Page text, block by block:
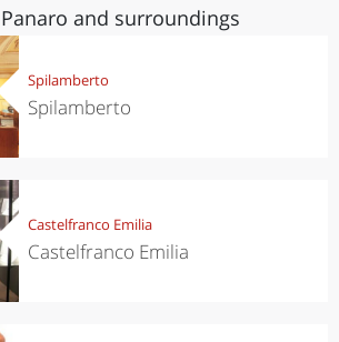
and surroundings
Spilamberto
Spilamberto
Castelfranco Emilia
Castelfranco Emilia